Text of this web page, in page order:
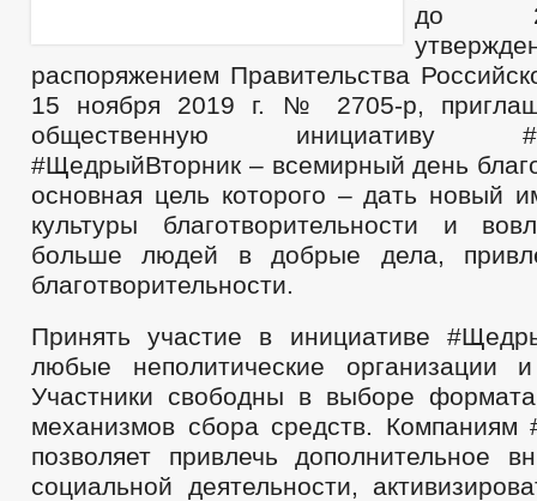
до
распоряжением Правительства
15 ноября 2019 г. № 2705-р,
общественную инициативу
#ЩедрыйВторник – всемирный день
основная цель которого – дать новый
культуры благотворительности и
больше людей в добрые дела,
благотворительности.
Принять участие в инициативе
любые неполитические организации
Участники свободны в выборе
механизмов сбора средств. Компаниям
позволяет привлечь дополнительное
социальной деятельности,